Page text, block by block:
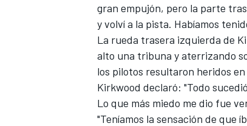
gran empujón, pero la parte
y volví a la pista. Habíamos
La rueda trasera izquierda de
alto una tribuna y aterrizando
los pilotos resultaron heridos
Kirkwood declaró: "Todo
Lo que más miedo me dio fue
"Teníamos la sensación de que